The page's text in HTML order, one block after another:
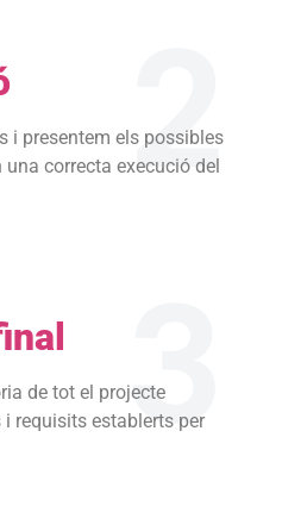
2
i presentem els possibles
correcta execució del
3
de tot el projecte
requisits establerts per